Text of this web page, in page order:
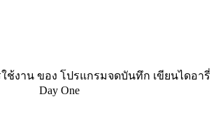
ช้งาน ของ โปรแกรมจดบันทึก เขียนไดอารี่
Day One